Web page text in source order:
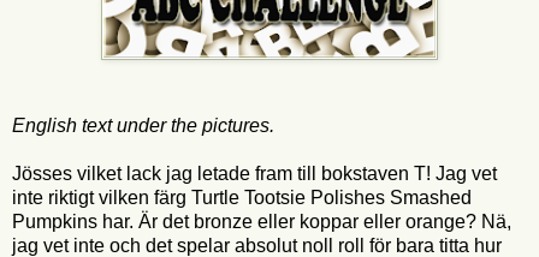
English text under the pictures.
Jösses vilket lack jag letade fram till bokstaven T! Jag vet
inte riktigt vilken färg Turtle Tootsie Polishes Smashed
Pumpkins har. Är det bronze eller koppar eller orange? Nä,
jag vet inte och det spelar absolut noll roll för bara titta hur